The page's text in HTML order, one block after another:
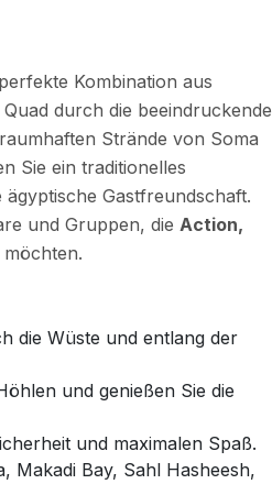
Kombination aus
durch die beeindruckende
Strände von Soma
Sie ein traditionelles
Gastfreundschaft.
und Gruppen, die Action,
die Wüste und entlang der
und genießen Sie die
und maximalen Spaß.
Makadi Bay, Sahl Hasheesh,